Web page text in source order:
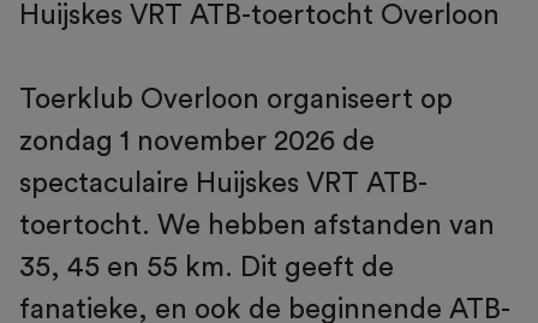
Huijskes VRT ATB-toertocht Overloon
Toerklub Overloon organiseert op
zondag 1 november 2026 de
spectaculaire Huijskes VRT ATB-
toertocht. We hebben afstanden van
35, 45 en 55 km. Dit geeft de
fanatieke, en ook de beginnende ATB-